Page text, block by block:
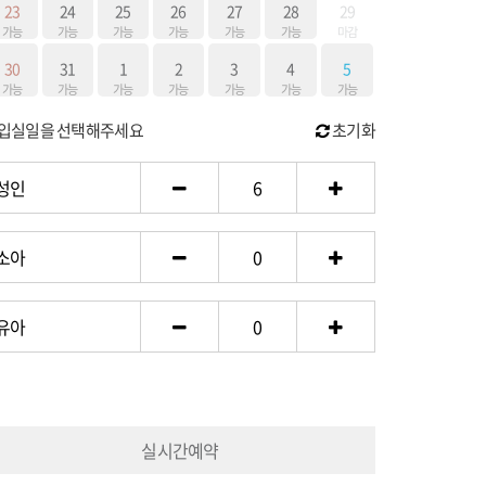
23
가능
24
가능
25
가능
26
가능
27
가능
28
가능
29
마감
30
가능
31
가능
1
가능
2
가능
3
가능
4
가능
5
가능
실일을 선택해주세요 초기화
인 6
아 0
아 0
실시간예약